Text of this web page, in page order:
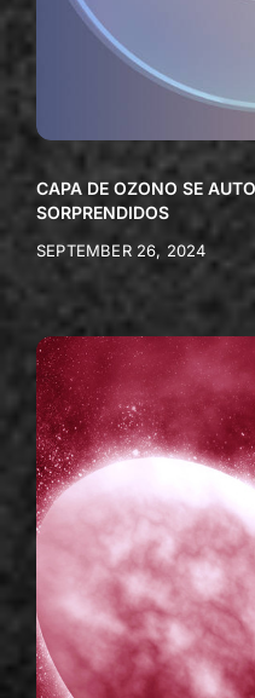
CAPA DE OZONO SE
SORPRENDIDOS
SEPTEMBER 26, 2024